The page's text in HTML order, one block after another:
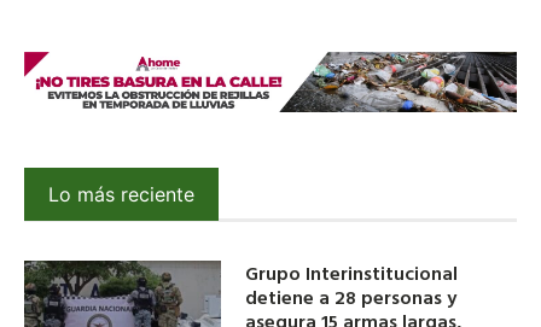
Lo más reciente
Grupo Interinstitucional
detiene a 28 personas y
asegura 15 armas largas,